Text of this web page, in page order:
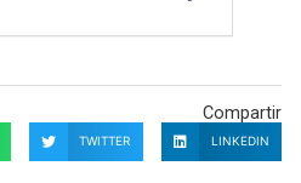
Compartir
TWITTER LINKEDIN